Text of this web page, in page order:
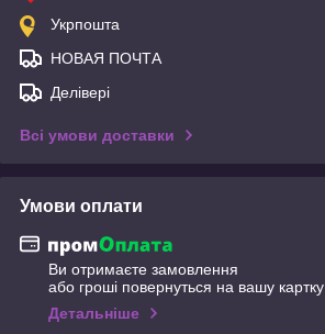
Укрпошта
НОВАЯ ПОЧТА
Делівері
Всі умови доставки
Умови оплати
Ви отримаєте замовлення
або гроші повернуться на вашу картку
Детальніше